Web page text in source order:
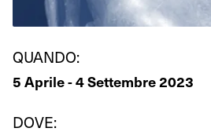
QUANDO:
5 Aprile - 4 Settembre 2023
DOVE: